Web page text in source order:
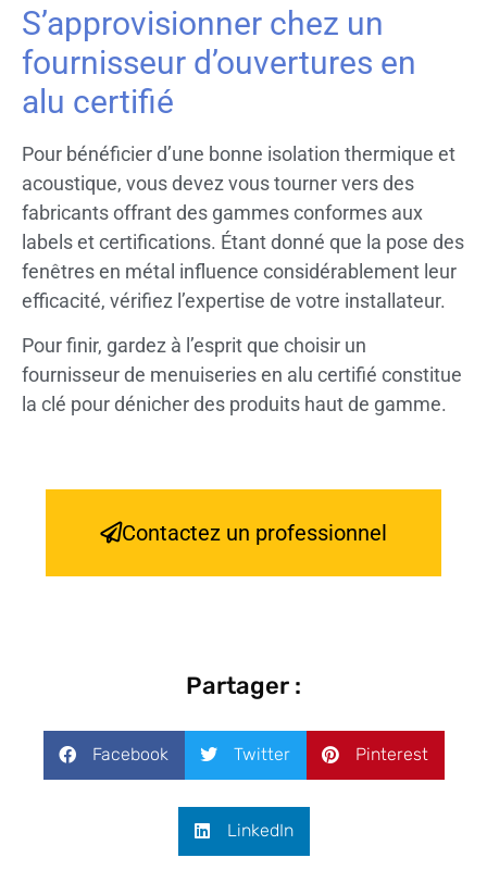
S’approvisionner chez un
fournisseur d’ouvertures en
alu certifié
Pour bénéficier d’une bonne isolation thermique et
acoustique, vous devez vous tourner vers des
fabricants offrant des gammes conformes aux
labels et certifications. Étant donné que la pose des
fenêtres en métal influence considérablement leur
efficacité, vérifiez l’expertise de votre installateur.
Pour finir, gardez à l’esprit que choisir un
fournisseur de menuiseries en alu certifié constitue
la clé pour dénicher des produits haut de gamme.
Contactez un professionnel
Partager :
Facebook Twitter Pinterest
LinkedIn